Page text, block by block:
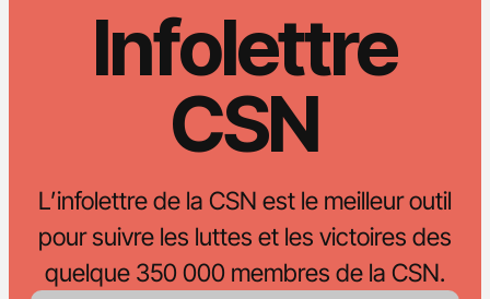
Infolettre
CSN
L’infolettre de la CSN est le meilleur outil
pour suivre les luttes et les victoires des
quelque 350 000 membres de la CSN.